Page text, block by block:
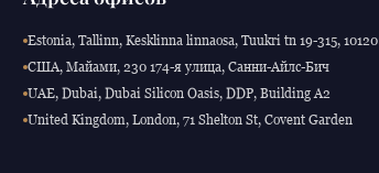
Estonia, Tallinn, Kesklinna linnaosa, Tuukri tn 19-315, 10120
США, Майами, 230 174-я улица, Санни-Айлс-Бич
UAE, Dubai, Dubai Silicon Oasis, DDP, Building A2
United Kingdom, London, 71 Shelton St, Covent Garden